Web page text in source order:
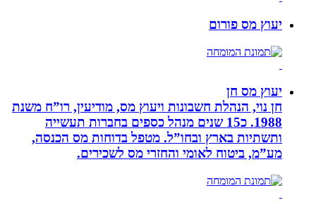
יעוץ מס פורום
יעוץ מס חן
חן נוי, הנהלת חשבונות ויעוץ מס, מודיעין, רו”ח משנת
1988. כ15 שנים מנהל כספים בחברות תעשייה
ותשתיות בארץ ובחו”ל. מטפל בדוחות מס הכנסה,
מע”מ, ביטוח לאומי והחזרי מס לשכירים.